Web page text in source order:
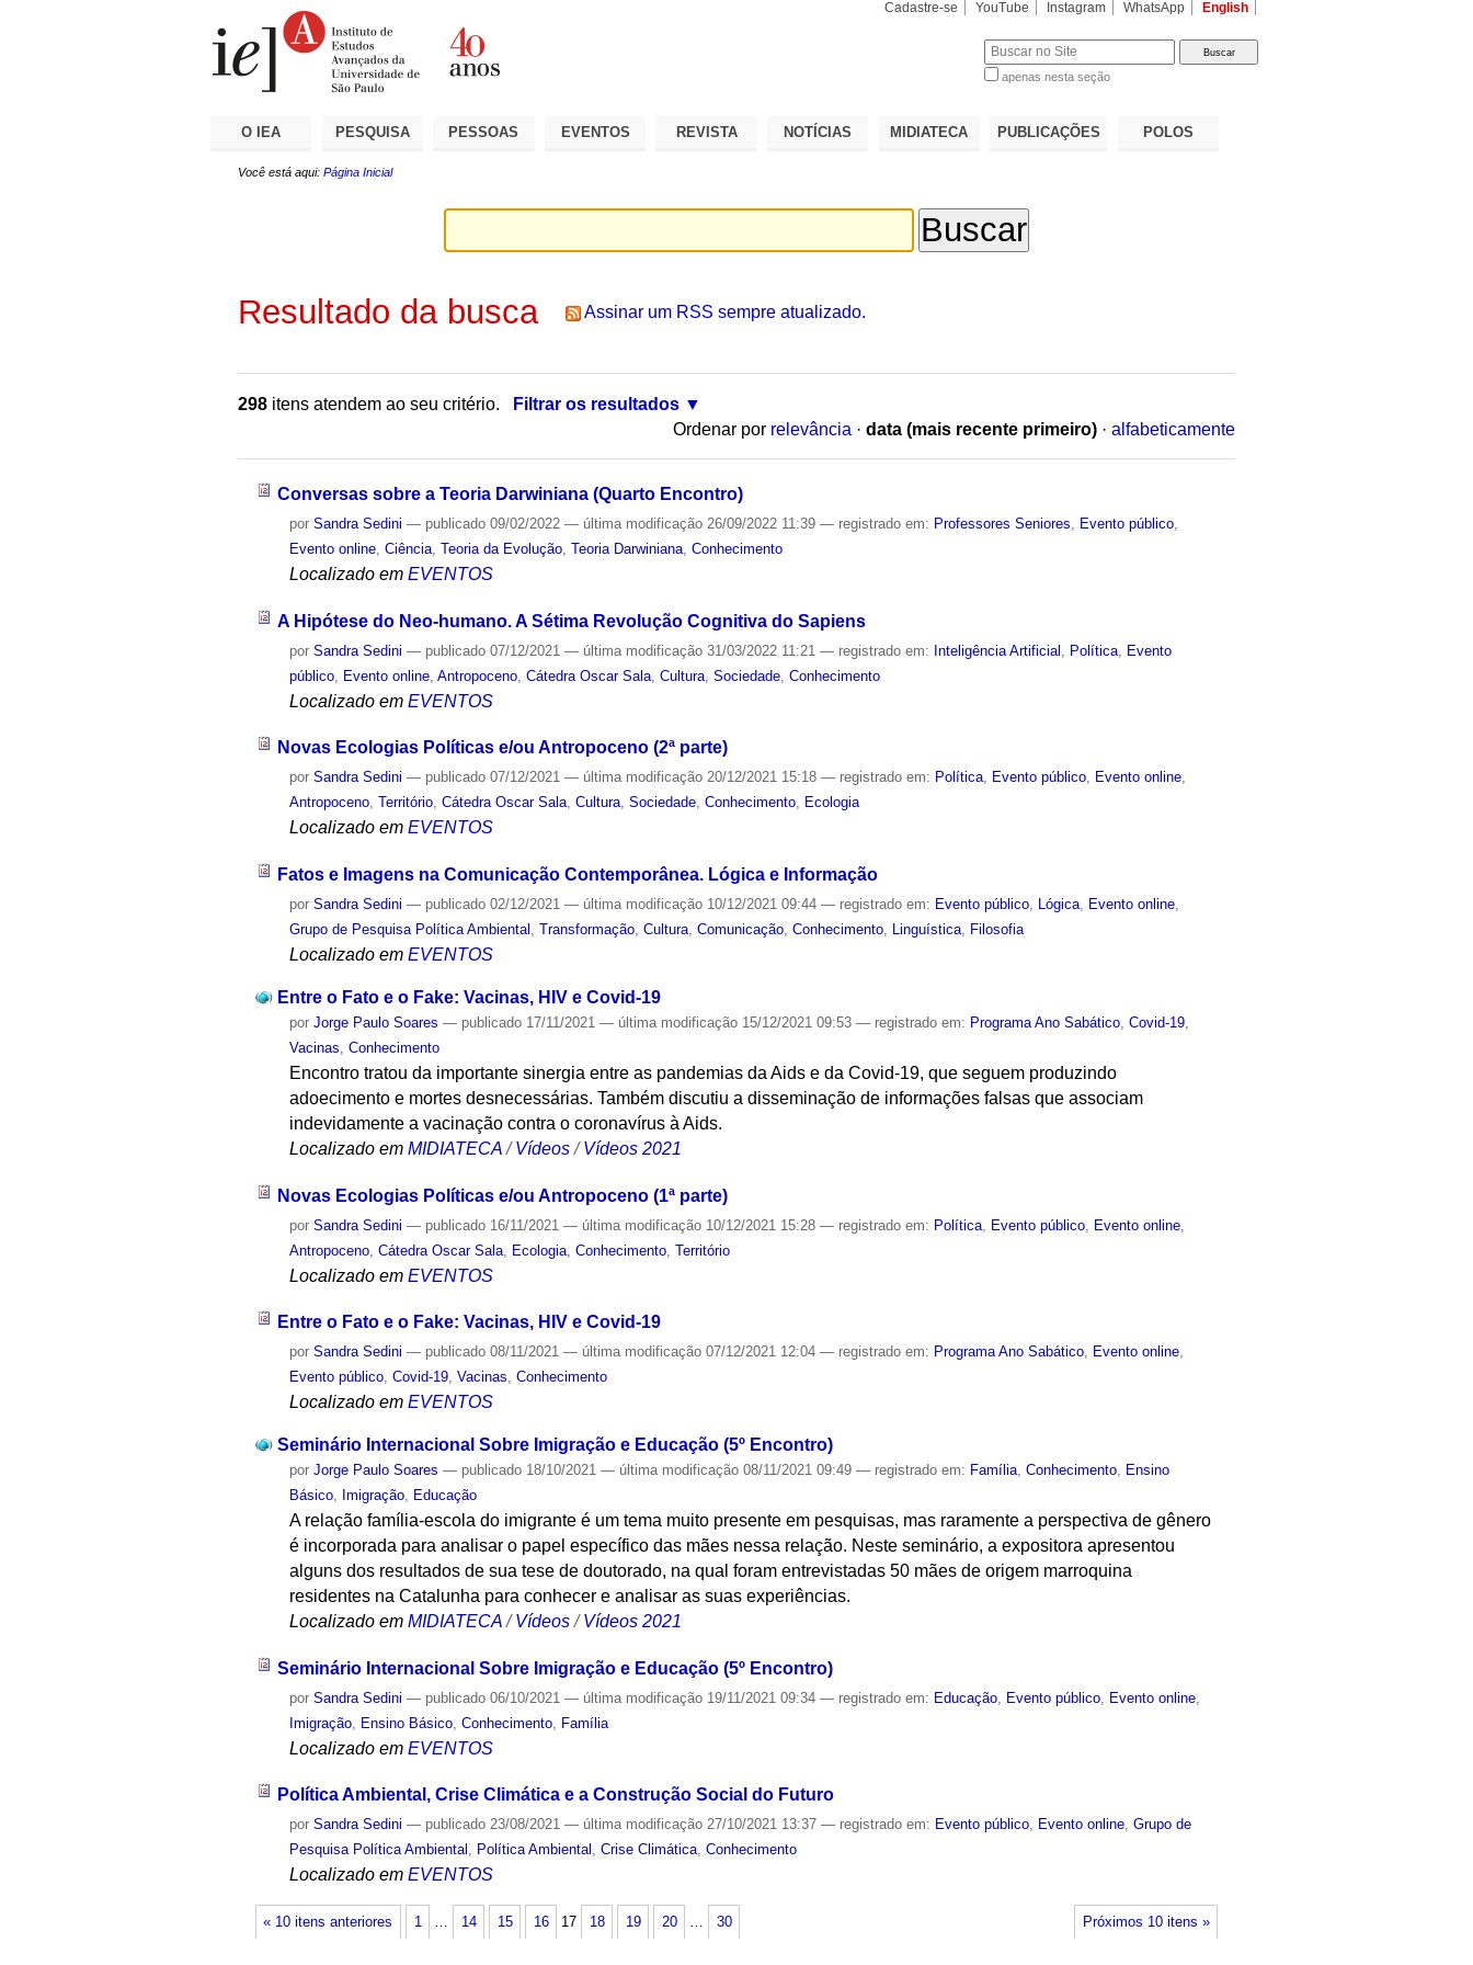
Cadastre-se YouTube Instagram WhatsApp English
apenas nesta seção
O IEA PESQUISA PESSOAS EVENTOS REVISTA NOTÍCIAS MIDIATECA PUBLICAÇÕES POLOS
Você está aqui: Página Inicial
Resultado da busca Assinar um RSS sempre atualizado.
298 itens atendem ao seu critério.
Filtrar os resultados
Ordenar por relevância · data (mais recente primeiro) · alfabeticamente
Conversas sobre a Teoria Darwiniana (Quarto Encontro)
porSandra Sedini — publicado 09/02/2022— última modificação 26/09/2022 11:39— registrado em: Professores Seniores Evento público
Evento online ,Ciência ,Teoria da Evolução ,Teoria Darwiniana ,Conhecimento
Localizado em EVENTOS
A Hipótese do Neo-humano. A Sétima Revolução Cognitiva do Sapiens
porSandra Sedini — publicado 07/12/2021— última modificação 31/03/2022 11:21— registrado em: Inteligência Artificial Política Evento
público Evento online ,Antropoceno ,Cátedra Oscar Sala ,Cultura ,Sociedade ,Conhecimento
Localizado em EVENTOS
Novas Ecologias Políticas e/ou Antropoceno (2ª parte)
porSandra Sedini — publicado 07/12/2021— última modificação 20/12/2021 15:18— registrado em: Política, Evento público, Evento online,
Antropoceno,Território,Cátedra Oscar Sala,Cultura,Sociedade,Conhecimento, Ecologia
Localizado em EVENTOS
Fatos e Imagens na Comunicação Contemporânea. Lógica e Informação
porSandra Sedini — publicado 02/12/2021— última modificação 10/12/2021 09:44— registrado em: Evento público, Lógica, Evento online,
Grupo de Pesquisa Política Ambiental ,Transformação,Cultura,Comunicação,Conhecimento, Linguística, Filosofia
Localizado em EVENTOS
Entre o Fato e o Fake: Vacinas, HIV e Covid-19
porJorge Paulo Soares — publicado 17/11/2021— última modificação 15/12/2021 09:53— registrado em: Programa Ano Sabático ,Covid-19
Vacinas ,Conhecimento
Encontro tratou da importante sinergia entre as pandemias da Aids e da Covid-19, que seguem produzindo
adoecimento e mortes desnecessárias. Também discutiu a disseminação de informações falsas que associam
indevidamente a vacinação contra o coronavírus à Aids.
Localizado em MIDIATECA /Vídeos /Vídeos 2021
Novas Ecologias Políticas e/ou Antropoceno (1ª parte)
porSandra Sedini — publicado 16/11/2021— última modificação 10/12/2021 15:28— registrado em: Política Evento público Evento online
Antropoceno ,Cátedra Oscar Sala Ecologia ,Conhecimento ,Território
Localizado em EVENTOS
Entre o Fato e o Fake: Vacinas, HIV e Covid-19
porSandra Sedini — publicado 08/11/2021— última modificação 07/12/2021 12:04— registrado em: Programa Ano Sabático, Evento online,
Evento público,Covid-19,Vacinas,Conhecimento
Localizado em EVENTOS
Seminário Internacional Sobre Imigração e Educação (5º Encontro)
porJorge Paulo Soares — publicado 18/10/2021— última modificação 08/11/2021 09:49— registrado em: Família ,Conhecimento
Ensino
Básico
Imigração Educação
A relação família-escola do imigrante é um tema muito presente em pesquisas, mas raramente a perspectiva de gênero
é incorporada para analisar o papel específico das mães nessa relação. Neste seminário, a expositora apresentou
alguns dos resultados de sua tese de doutorado, na qual foram entrevistadas 50 mães de origem marroquina
residentes na Catalunha para conhecer e analisar as suas experiências.
Localizado em MIDIATECA /Vídeos /Vídeos 2021
Seminário Internacional Sobre Imigração e Educação (5º Encontro)
porSandra Sedini — publicado 06/10/2021— última modificação 19/11/2021 09:34— registrado em: Educação Evento público Evento online
Imigração Ensino Básico ,Conhecimento Família
Localizado em EVENTOS
Política Ambiental, Crise Climática e a Construção Social do Futuro
porSandra Sedini — publicado 23/08/2021— última modificação 27/10/2021 13:37— registrado em: Evento público, Evento online,Grupo de
Pesquisa Política Ambiental , Política Ambiental ,Crise Climática,Conhecimento
Localizado em EVENTOS
« 10 itens anteriores Próximos 10 itens »
1 14 15 16 17 18 19 20 30